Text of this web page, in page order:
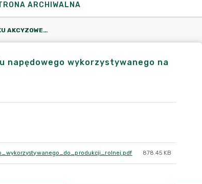
ARCHIWALNA
WNIOSEK O ZWROT PODATKU AKCYZOWEGO ZAWARTEGO W CENIE OLEJU NAPĘDOWEGO WYKORZYSTYWANEGO NA CELE ROLNICZE
napędowego wykorzystywanego na
878.45 KB